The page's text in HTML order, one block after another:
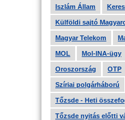
Iszlám Állam
Külföldi sajtó
Magyar Telekom
MOL Mol-INA-ügy
Oroszország OTP
Szíriai polgárháború
Tőzsde - Heti
Tőzsde nyitás előtti